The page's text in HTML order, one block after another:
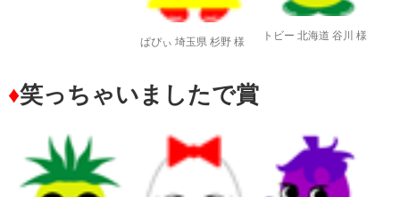
ぱぴぃ 埼玉県 杉野 様 トビー 北海道 谷川 様
♦笑っちゃいましたで賞